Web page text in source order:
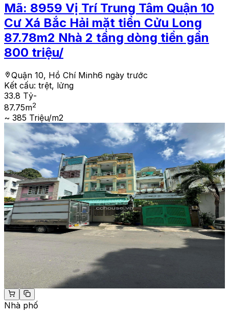
Mã: 8959 Vị Trí Trung Tâm Quận 10
Cư Xá Bắc Hải mặt tiền Cửu Long
87.78m2 Nhà 2 tầng dòng tiền gần
800 triệu/
Quận 10, Hồ Chí Minh6 ngày trước
Kết cấu: trệt, lửng
33.8 Tỷ-
87.75m2
~ 385 Triệu/m2
Nhà phố